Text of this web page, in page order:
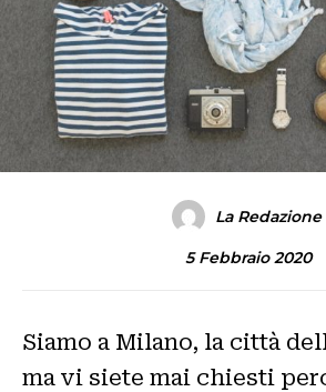
La Redazione
5 Febbraio 2020
Siamo a Milano, la città
ma vi siete mai chiesti